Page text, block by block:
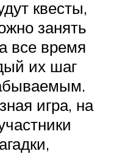
квесты,
занять
все время
их шаг
игра, на